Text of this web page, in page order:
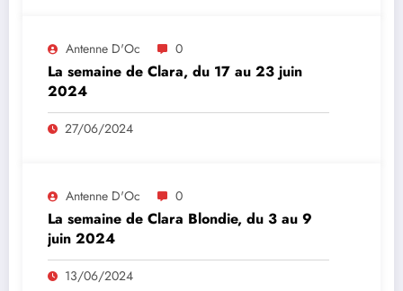
Antenne D'Oc 0
La semaine de Clara, du 17 au 23 juin
2024
27/06/2024
Antenne D'Oc 0
La semaine de Clara Blondie, du 3 au 9
juin 2024
13/06/2024